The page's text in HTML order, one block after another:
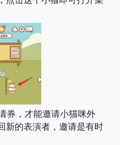
券，才能邀请小猫咪外
新的表演者，邀请是有时